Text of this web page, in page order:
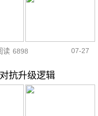
读 6898 07-27
抗升级逻辑